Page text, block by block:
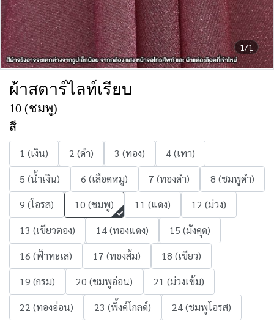
1/1
ผ้าสตาร์ไลท์เรียบ
10 (ชมพู)
สี
1 (เงิน) 2 (ดำ) 3 (ทอง)
4 (เทา)
5 (น้ำเงิน)
6 (เลือดหมู) 7 (ทองดำ)
8 (ชมพูดำ)
9 (โอรส)
10 (ชมพู) 11 (แดง)
12 (ม่วง)
13 (เขียวตอง)
14 (ทองแดง)
15 (มังคุด)
16 (ฟ้าทะเล)
17 (ทองส้ม)
18 (เขียว)
19 (กรม)
20 (ชมพูอ่อน)
21 (ม่วงเข้ม)
22 (ทองอ่อน)
23 (พิ้งค์โกลด์) 24 (ชมพูโอรส)